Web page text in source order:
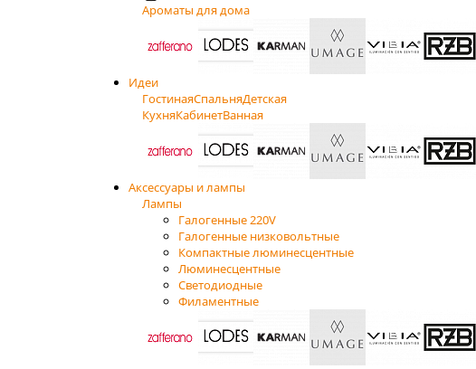
Ароматы для дома
Идеи
ГостинаяСпальняДетская
КухняКабинетВанная
Аксессуары и лампы
Лампы
Галогенные 220V
Галогенные низковольтные
Компактные люминесцентные
Люминесцентные
Светодиодные
Филаментные